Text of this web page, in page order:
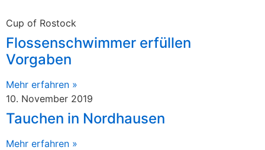
Cup of Rostock
Flossenschwimmer erfüllen
Vorgaben
Mehr erfahren »
10. November 2019
Tauchen in Nordhausen
Mehr erfahren »